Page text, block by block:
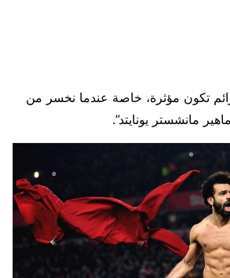
تكون مؤثرة، خاصة عندما نخسر من
مانشستر يونايتد”.